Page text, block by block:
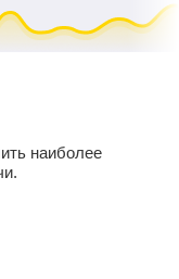
наиболее